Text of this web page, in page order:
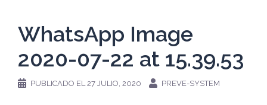
WhatsApp Image
2020-07-22 at 15.39.53
PUBLICADO EL27 JULIO, 2020 PREVE-SYSTEM